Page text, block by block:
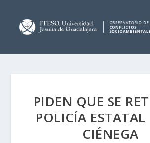
PIDEN QUE SE
POLICÍA ESTATAL
CIÉNEGA